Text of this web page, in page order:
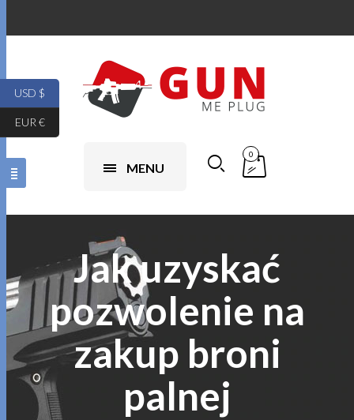
MENU
0
Jak uzyskać
pozwolenie na
zakup broni
palnej
USD $
EUR €